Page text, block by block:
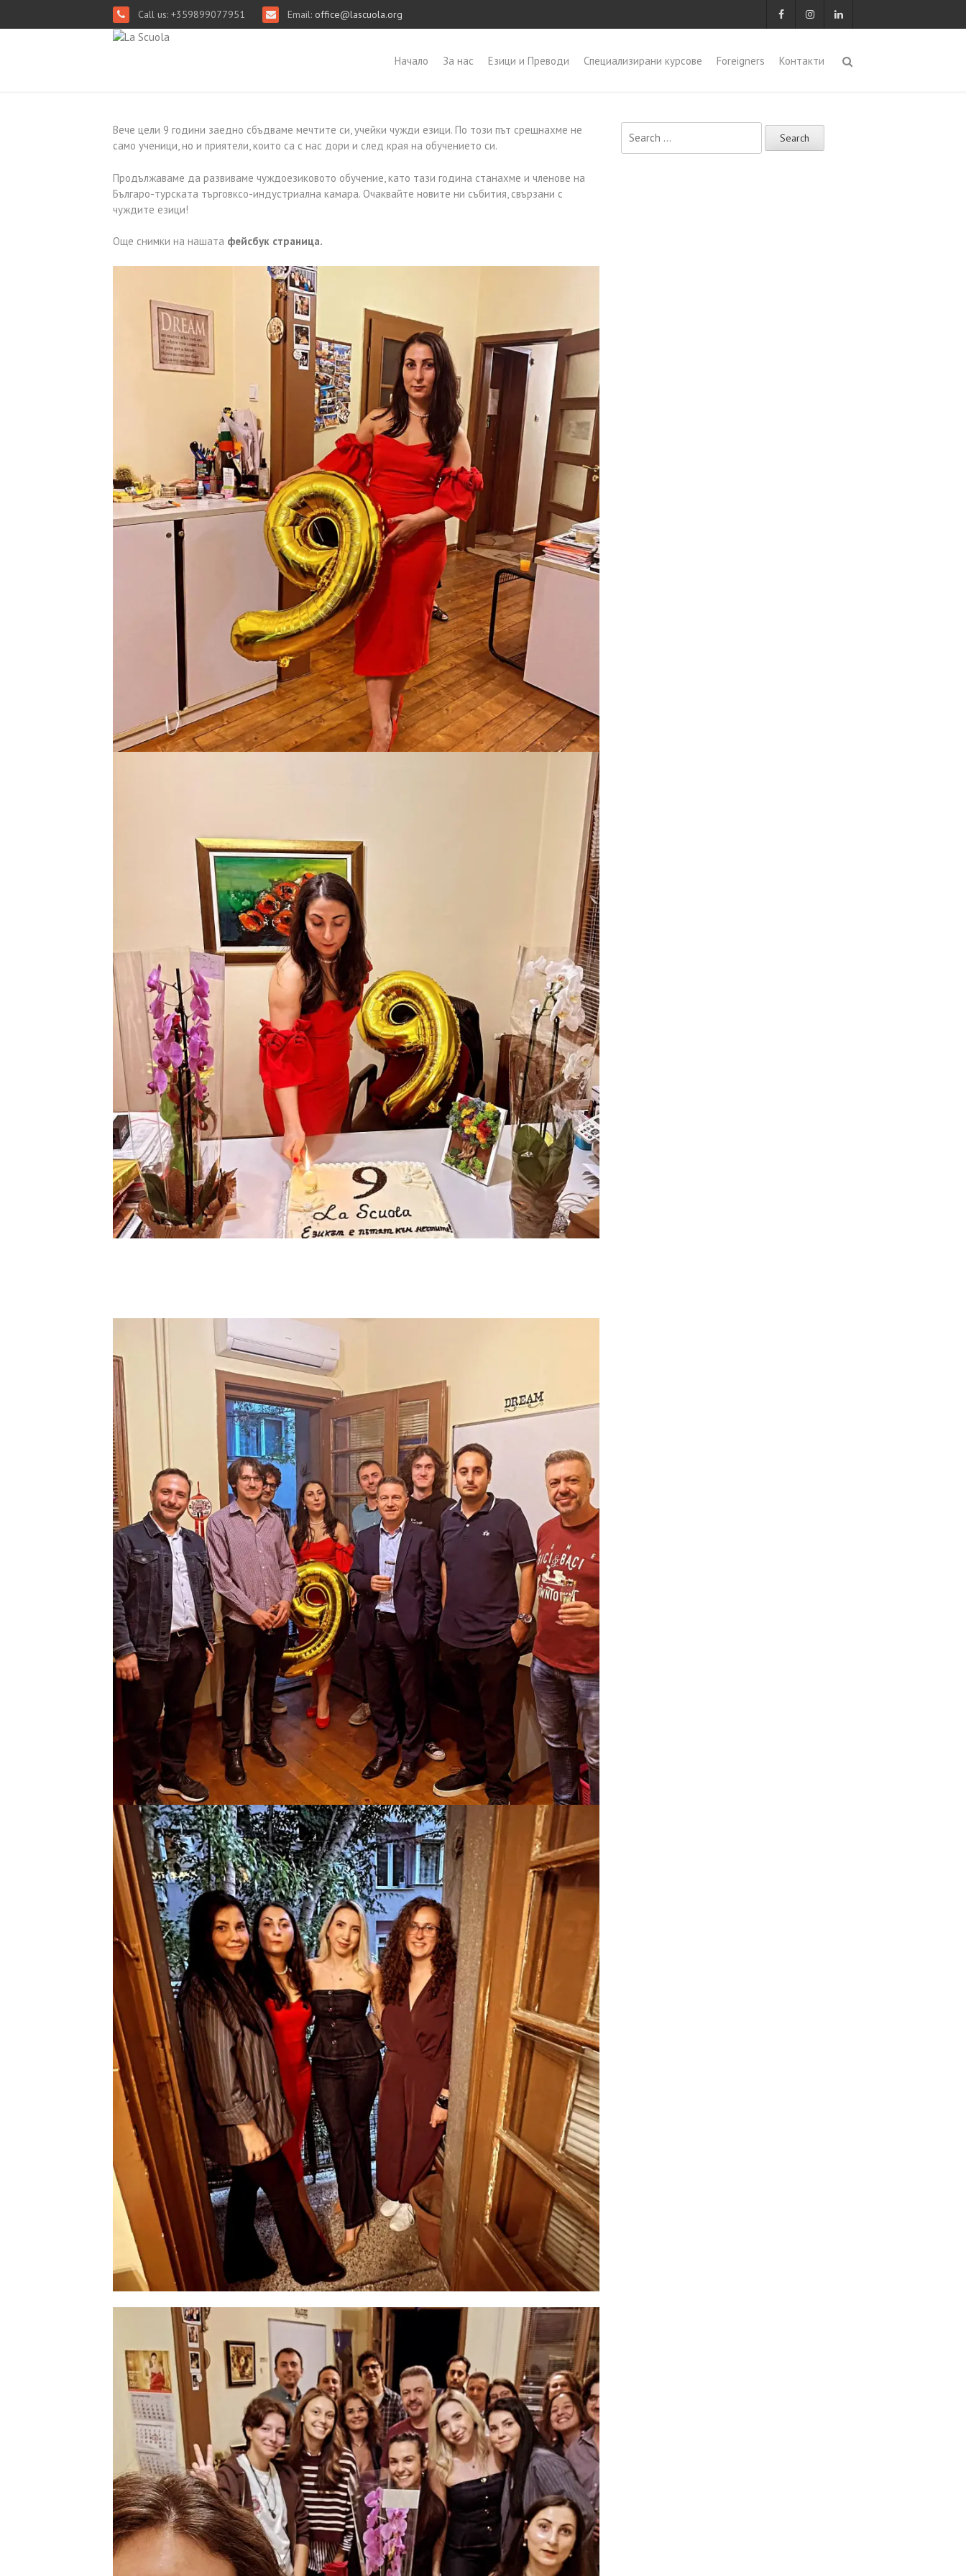
Call us: +359899077951 Email: office@lascuola.org
Начало За нас Езици и Преводи Специализирани курсове Foreigners Контакти
Вече цели 9 години заедно сбъдваме мечтите си, учейки чужди езици. По този път срещнахме не
само ученици, но и приятели, които са с нас дори и след края на обучението си.
Продължаваме да развиваме чуждоезиковото обучение, като тази година станахме и членове на
Българо-турската търговксо-индустриална камара. Очаквайте новите ни събития, свързани с
чуждите езици!
Още снимки на нашата фейсбук страница.